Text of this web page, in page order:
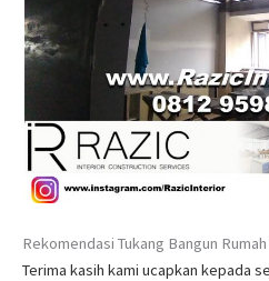
Rekomendasi Tukang Bangun
Terima kasih kami ucapkan kepada